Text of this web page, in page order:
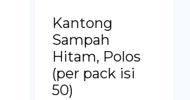
Kantong
Sampah
Hitam, Polos
(per pack isi
50)